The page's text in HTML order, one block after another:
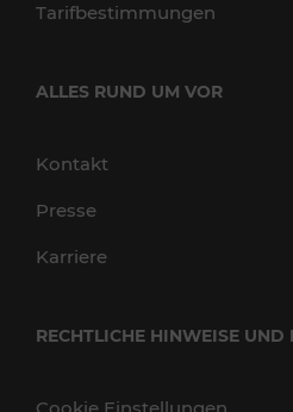
Tarifbestimmungen
ALLES RUND UM VOR
Kontakt
Presse
Karriere
RECHTLICHE HINWEISE UND